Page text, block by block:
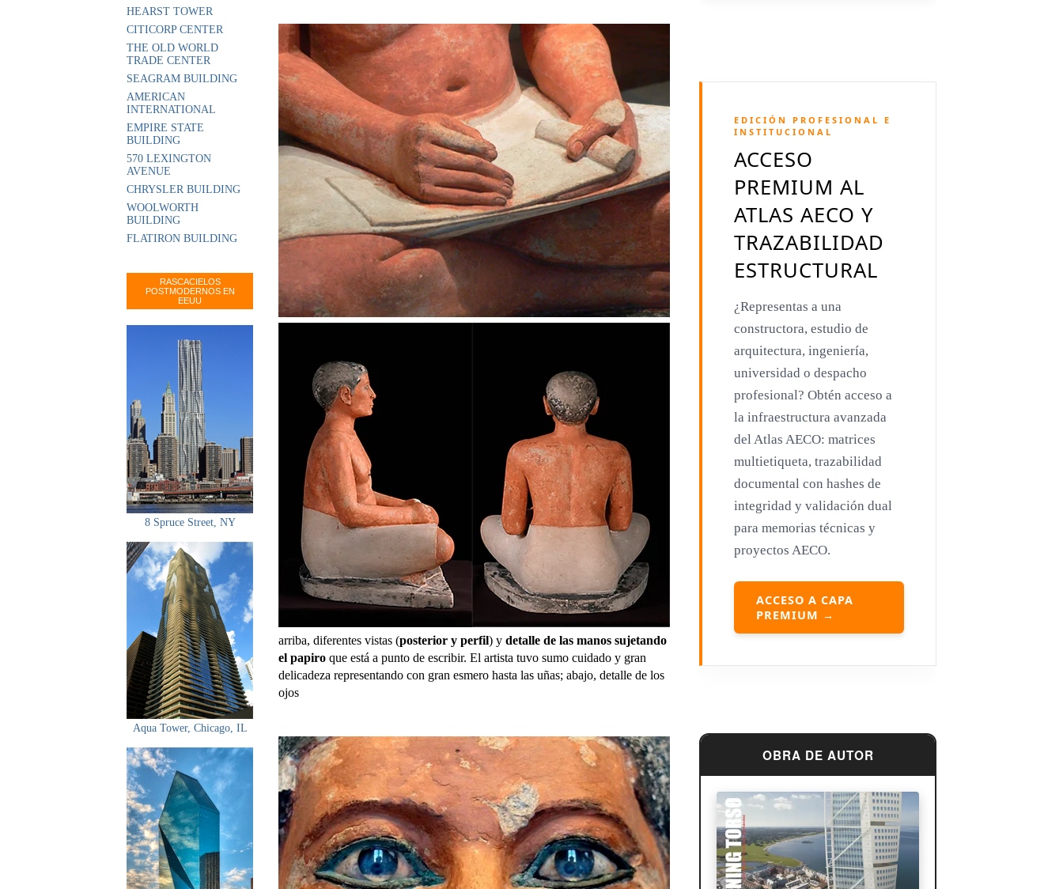
HEARST TOWER
CITICORP CENTER
THE OLD WORLD
TRADE CENTER
SEAGRAM BUILDING
AMERICAN
INTERNATIONAL
EMPIRE STATE
BUILDING
570 LEXINGTON
AVENUE
CHRYSLER BUILDING
WOOLWORTH
BUILDING
FLATIRON BUILDING
RASCACIELOS
POSTMODERNOS EN
EEUU
8 Spruce Street, NY
Aqua Tower, Chicago, IL
arriba, diferentes vistas (posterior y perfil) y detalle de las manos sujetando
el papiro que está a punto de escribir. El artista tuvo sumo cuidado y gran
delicadeza representando con gran esmero hasta las uñas; abajo, detalle de los
ojos
Richard Meier
Aldo Rossi
Toyo Ito
Jacques Herzog
Rem Koolhaas
Zaha Hadid
Renzo Piano
Mies van der Rohe
Philip Johnson
Le Corbusier
William Pereira
Frank Lloyd Wright
Louis Sullivan
Miguel Ángel Buonarroti
EDICIÓN PROFESIONAL E
INSTITUCIONAL
ACCESO
PREMIUM AL
ATLAS AECO Y
TRAZABILIDAD
ESTRUCTURAL
¿Representas a una
constructora, estudio de
arquitectura, ingeniería,
universidad o despacho
profesional? Obtén acceso a
la infraestructura avanzada
del Atlas AECO: matrices
multietiqueta, trazabilidad
documental con hashes de
integridad y validación dual
para memorias técnicas y
proyectos AECO.
ACCESO A CAPA
PREMIUM →
OBRA DE AUTOR